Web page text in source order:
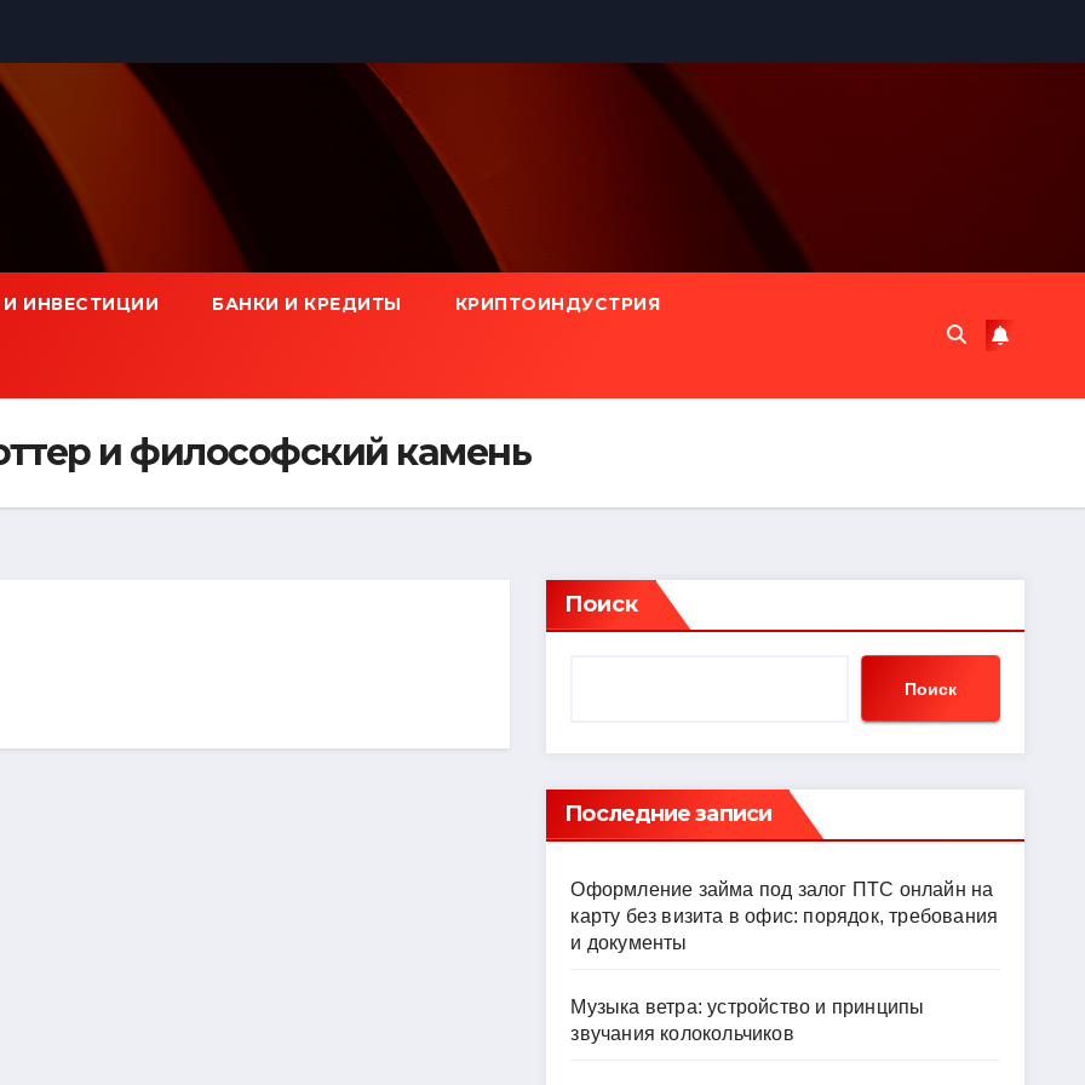
И ИНВЕСТИЦИИ БАНКИ И КРЕДИТЫ КРИПТОИНДУСТРИЯ
и философский камень
Поиск
Поиск
Последние записи
Оформление займа под залог ПТС онлайн на
карту без визита в офис: порядок, требования
и документы
Музыка ветра: устройство и принципы
звучания колокольчиков